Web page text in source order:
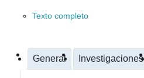
Texto completo
General Investigaciones